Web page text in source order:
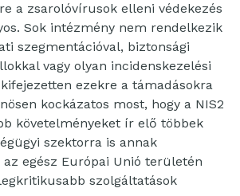
a zsarolóvírusok elleni védekezés
Sok intézmény nem rendelkezik
szegmentációval, biztonsági
vagy olyan incidenskezelési
ezekre a támadásokra
kockázatos most, hogy a NIS2
követelményeket ír elő többek
szektorra is annak
az egész Európai Unió területén
szolgáltatások